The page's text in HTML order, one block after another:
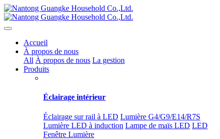
Accueil
À propos de nous
All À propos de nous La gestion
Produits
Éclairage intérieur
Éclairage sur rail à LED Lumière G4/G9/E14/R7S
Lumière LED à induction Lampe de maïs LED LED
Fenêtre Lumière